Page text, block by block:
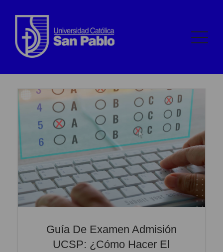
Guía De Examen Admisión
UCSP: ¿Cómo Hacer El